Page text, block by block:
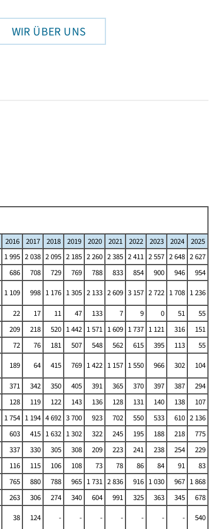
WIR ÜBER UNS
2016 2017 2018 2019 2020 2021 2022 2023 2024
2025
1 995 2 038 2 095 2 185 2 260 2 385 2 411 2 557 2 648 2 627
686 708 729 769 788 833 854 900 946
954
1 109 998 1 176 1 305 2 133 2 609 3 157 2 722 1 708 1 236
22 17 11 47 133 7 9 0 51
55
209 218 520 1 442 1 571 1 609 1 737 1 121 316
151
72 76 181 507 548 562 615 395 113
55
189 64 415 769 1 422 1 157 1 550 966 302
104
371 342 350 405 391 365 370 397 387
294
128 119 122 143 136 128 131 140 138
107
1 754 1 194 4 692 3 700 923 702 550 533 610 2 136
603 415 1 632 1 302 322 245 195 188 218
775
337 330 305 308 209 223 241 238 254
229
116 115 106 108 73 78 86 84 91
83
765 880 788 965 1 731 2 836 916 1 030 967 1 868
263 306 274 340 604 991 325 363 345
678
38 124 - - - - - - - 540